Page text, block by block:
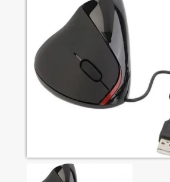
SOPORTE
CÁTALOGO
INICIO